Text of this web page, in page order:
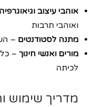
אוהבי עיצוב וגיאוגרפיה
ואוהבי תרבות
מתנה לסטודנטים –
מורים ואנשי חינוך –
לכיתה
מדריך שימוש